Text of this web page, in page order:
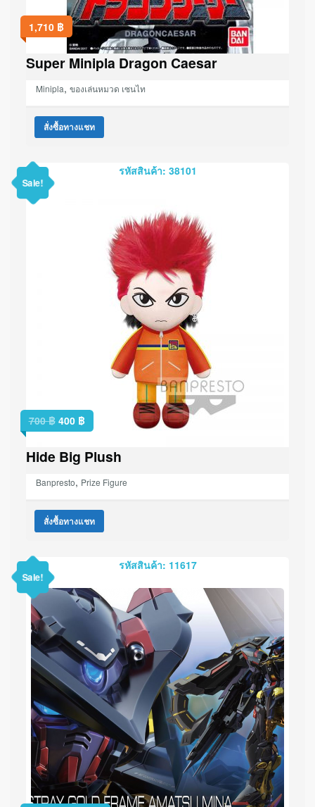
1,710 ฿
Super Minipla Dragon Caesar
Minipla, ของเล่นหมวด เซนไท
สั่งซื้อทางแชท
รหัสสินค้า: 38101
Sale!
700฿ 400 ฿
Hide Big Plush
Banpresto, Prize Figure
สั่งซื้อทางแชท
รหัสสินค้า: 11617
Sale!